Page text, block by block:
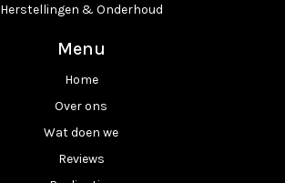
Herstellingen & Onderhoud
Menu
Home
Over ons
Wat doen we
Reviews